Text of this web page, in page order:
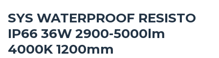
SYS WATERPROOF RESISTO
IP66 36W 2900-5000lm
4000K 1200mm